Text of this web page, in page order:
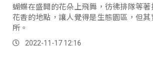
蝴蝶在盛開的花朵上飛舞，彷彿排隊等
花香的地點，讓人覺得是生態園區，但
所。
2022-11-17 12:16